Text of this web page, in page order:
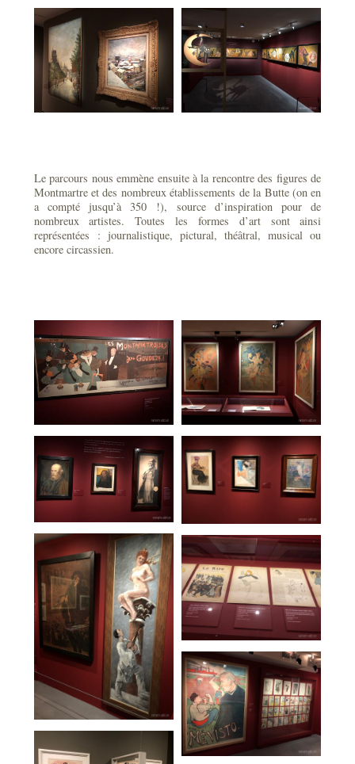
Le parcours nous emmène ensuite à la rencontre des figures de
Montmartre et des nombreux établissements de la Butte (on en
a compté jusqu’à 350 !), source d’inspiration pour de
nombreux artistes. Toutes les formes d’art sont ainsi
représentées : journalistique, pictural, théâtral, musical ou
encore circassien.